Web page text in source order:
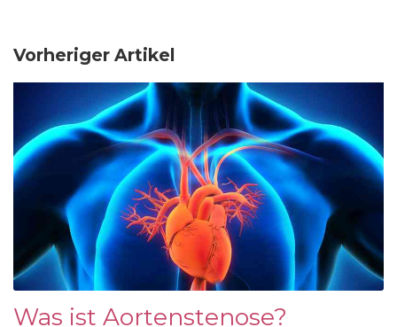
Vorheriger Artikel
Was ist Aortenstenose?